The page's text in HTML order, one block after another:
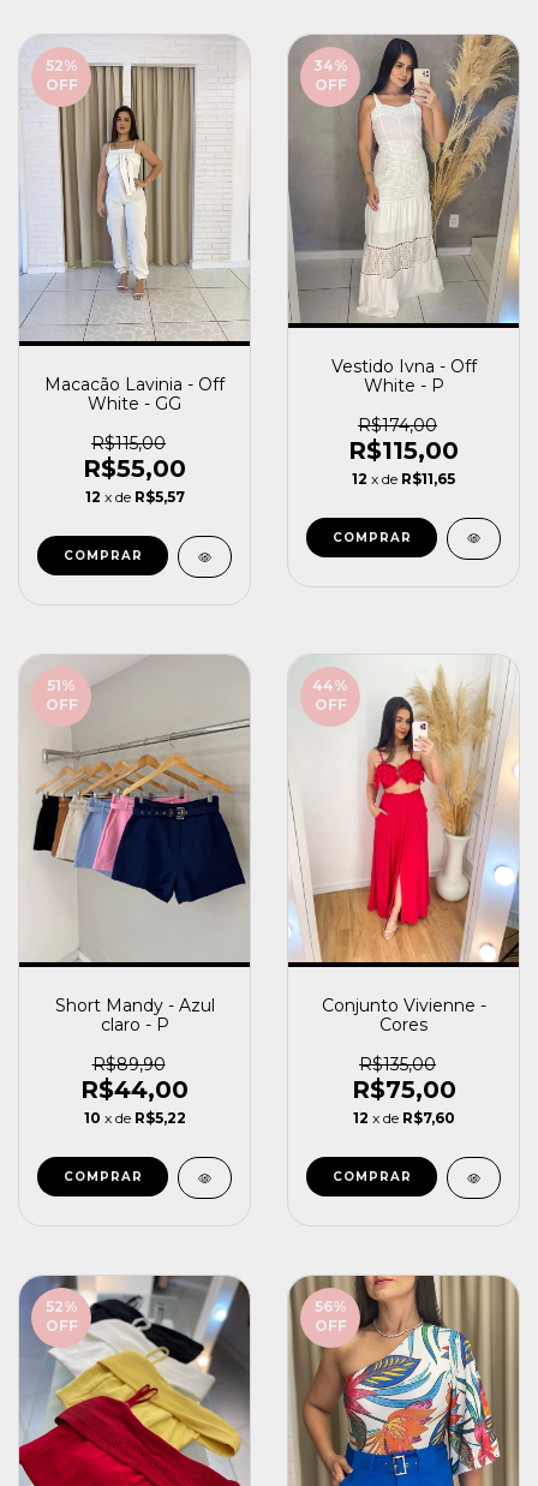
52%
OFF
Macacão Lavinia - Off
White - GG
R$115,00
R$55,00
12 x de R$5,57
COMPRAR
34%
OFF
Vestido Ivna - Off
White - P
R$174,00
R$115,00
12 x de R$11,65
COMPRAR
51%
OFF
Short Mandy - Azul
claro - P
R$89,90
R$44,00
10 x de R$5,22
COMPRAR
44%
OFF
Conjunto Vivienne -
Cores
R$135,00
R$75,00
12 x de R$7,60
COMPRAR
52%
OFF
56%
OFF